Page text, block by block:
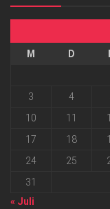
M D
3
4
10
11
17
18
24
25
31
« Juli